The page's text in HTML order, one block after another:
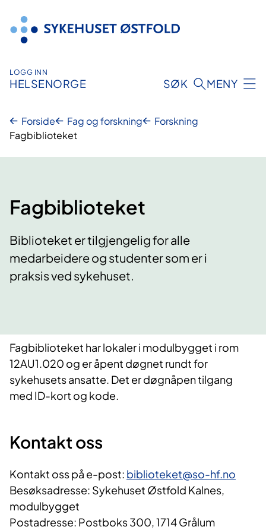
innhold
LOGG INN
HELSENORGE SØK MENY
Forside Fag og forskning
Forskning
Fagbiblioteket
Fagbiblioteket
Biblioteket er tilgjengelig for alle
medarbeidere og studenter som er i
praksis ved sykehuset.
Fagbiblioteket har lokaler i modulbygget i rom
12AU1.020 og er åpent døgnet rundt for
sykehusets ansatte. Det er døgnåpen tilgang
med ID-kort og kode.
Kontakt oss
Kontakt oss på e-post: biblioteket@so-hf.no
Besøksadresse: Sykehuset Østfold Kalnes,
modulbygget
Postadresse: Postboks 300, 1714 Grålum